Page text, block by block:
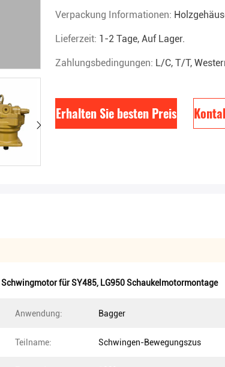
Verpackung Informationen:
Lieferzeit: 1-2 Tage, Auf Lager.
Zahlungsbedingungen: L/C, T/T,
Erhalten Sie besten Preis
Schwingmotor für SY485, LG950 Schaukelmotormontage
Anwendung: Bagger
Teilname: Schwingen-Bewegungszus